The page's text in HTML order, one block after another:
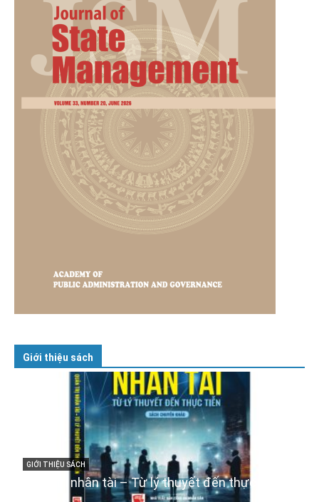
Giới thiệu sách
GIỚI THIỆU SÁCH
Cuốn sách “Tuyệt đối trung thành với Tổ quốc,
với Đảng, Nhà nước và Nhân dân – Sáng ngời
tư cách người Công an cách mạng”